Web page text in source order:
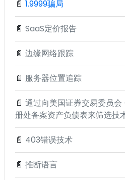
📄 1.9999骗局
📄 SaaS定价报告
📄 边缘网络跟踪
📄 服务器位置追踪
📄 通过向美国证券交易委员
册处备案资产负债表来筛选技
📄 403错误技术
📄 推断语言